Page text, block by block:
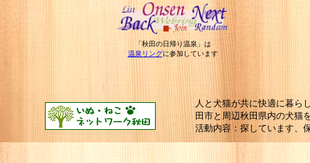
「秋田の日帰り温泉」は
温泉リングに参加しています
人と犬猫が共に快適に暮ら
田市と周辺秋田県内の犬猫
活動内容：探しています、